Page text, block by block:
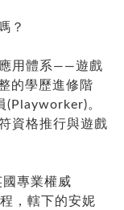
？
用體系——遊戲
的學歷進修階
。
資格推行與遊戲
專業權威
，轄下的安妮